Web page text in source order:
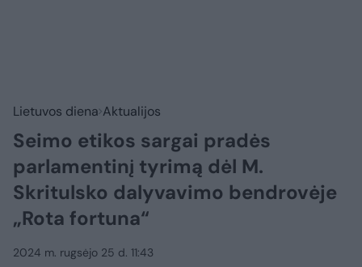
Lietuvos diena Aktualijos
Seimo etikos sargai pradės
parlamentinį tyrimą dėl M.
Skritulsko dalyvavimo bendrovėje
„Rota fortuna“
2024 m. rugsėjo 25 d. 11:43